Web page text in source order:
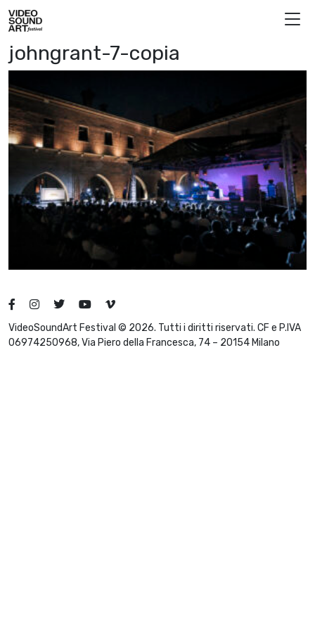
Vai al contenuto
Video Sound Art
johngrant-7-copia
VideoSoundArt Festival © 2026. Tutti i diritti riservati. CF e P.IVA
06974250968, Via Piero della Francesca, 74 – 20154 Milano